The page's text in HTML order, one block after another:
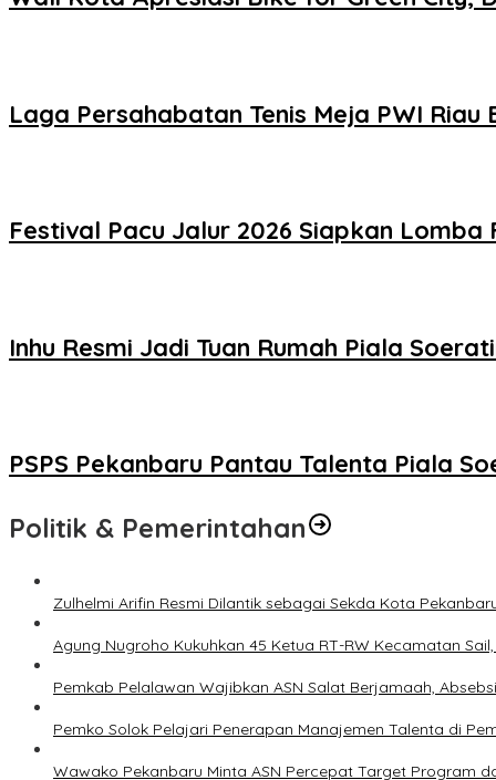
Laga Persahabatan Tenis Meja PWI
Festival Pacu Jalur 2026 Siapkan
Inhu Resmi Jadi Tuan Rumah Piala
PSPS Pekanbaru Pantau Talenta Piala
Politik & Pemerintahan
Zulhelmi Arifin Resmi Dilantik sebagai Sekda Kota
Agung Nugroho Kukuhkan 45 Ketua RT-RW Kecamatan
Pemkab Pelalawan Wajibkan ASN Salat Berjamaah,
Pemko Solok Pelajari Penerapan Manajemen Talenta di
Wawako Pekanbaru Minta ASN Percepat Target Program